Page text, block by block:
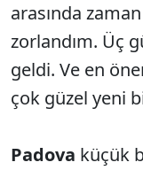
arasında
zorlandım. Üç
geldi. Ve en
çok güzel yeni
Padova küçük